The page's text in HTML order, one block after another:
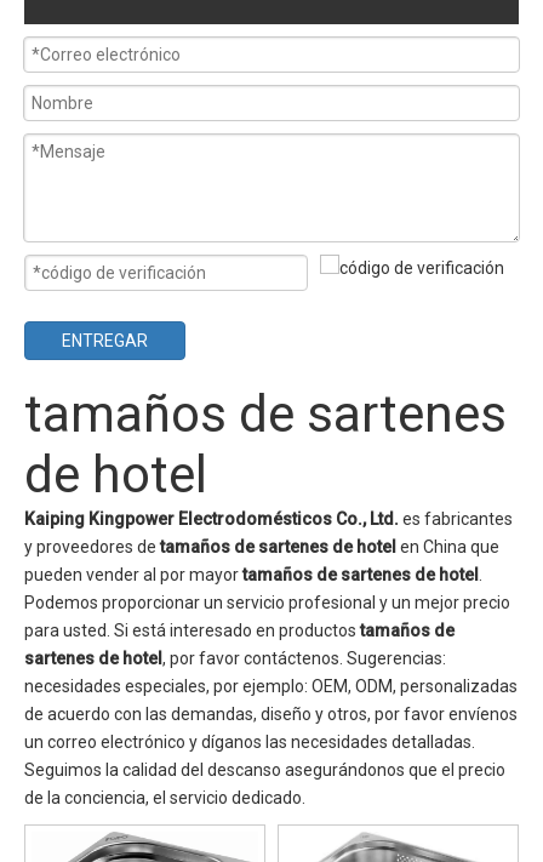
ENTREGAR
tamaños de sartenes
de hotel
Kaiping Kingpower Electrodomésticos Co., Ltd. es fabricantes
y proveedores detamaños de sartenes de hotel en China que
pueden vender al por mayortamaños de sartenes de hotel
Podemos proporcionar un servicio profesional y un mejor precio
para usted. Si está interesado en productostamaños de
sartenes de hotel, por favor contáctenos. Sugerencias:
necesidades especiales, por ejemplo: OEM, ODM, personalizadas
de acuerdo con las demandas, diseño y otros, por favor envíenos
un correo electrónico y díganos las necesidades detalladas.
Seguimos la calidad del descanso asegurándonos que el precio
de la conciencia, el servicio dedicado.